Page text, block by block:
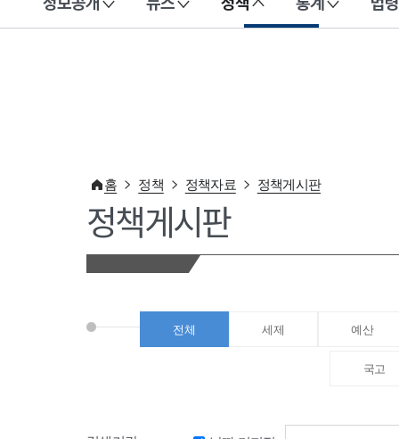
이 누리집은 대한민국 공식 전자정부 누리집입니다.
홈 정책 정책자료 정책게시판
정책게시판
전체 세제 예산
국고